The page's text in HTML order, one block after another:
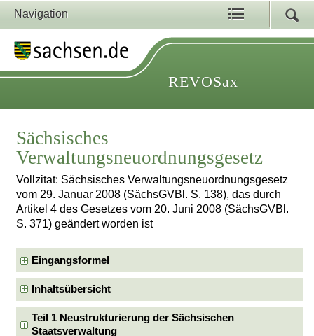
Navigation
REVOSax
Sächsisches
Verwaltungsneuordnungsgesetz
Vollzitat: Sächsisches Verwaltungsneuordnungsgesetz
vom 29. Januar 2008 (SächsGVBl. S. 138), das durch
Artikel 4 des Gesetzes vom 20. Juni 2008 (SächsGVBl.
S. 371) geändert worden ist
Eingangsformel
Inhaltsübersicht
Teil 1 Neustrukturierung der Sächsischen
Staatsverwaltung